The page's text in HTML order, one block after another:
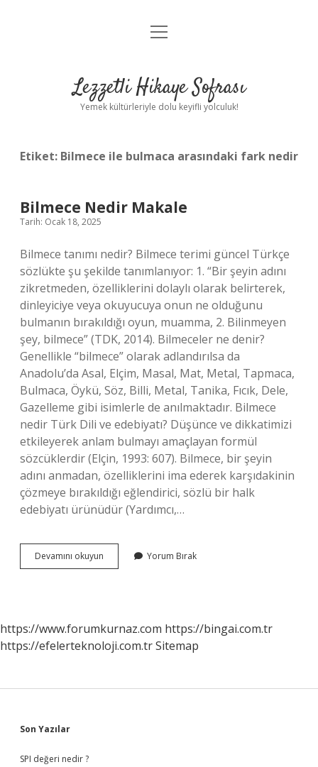
Anasayfa
Yasal Uyarı
menüyü
Lezzetli Hikaye Sofrası
Yemek kültürleriyle dolu keyifli yolculuk!
Etiket: Bilmece ile bulmaca arasındaki fark nedir
Bilmece Nedir Makale
Tarih: Ocak 18, 2025
Bilmece tanımı nedir? Bilmece terimi güncel Türkçe
sözlükte şu şekilde tanımlanıyor: 1. “Bir şeyin adını
zikretmeden, özelliklerini dolaylı olarak belirterek,
dinleyiciye veya okuyucuya onun ne olduğunu
bulmanın bırakıldığı oyun, muamma, 2. Bilinmeyen
şey, bilmece” (TDK, 2014). Bilmeceler ne denir?
Genellikle “bilmece” olarak adlandırılsa da
Anadolu’da Asal, Elçim, Masal, Mat, Metal, Tapmaca,
Bulmaca, Öykü, Söz, Billi, Metal, Tanika, Fıcık, Dele,
Gazelleme gibi isimlerle de anılmaktadır. Bilmece
nedir Türk Dili ve edebiyatı? Düşünce ve dikkatimizi
etkileyerek anlam bulmayı amaçlayan formül
sözcüklerdir (Elçin, 1993: 607). Bilmece, bir şeyin
adını anmadan, özelliklerini ima ederek karşıdakinin
çözmeye bırakıldığı eğlendirici, sözlü bir halk
edebiyatı ürünüdür (Yardımcı,…
Devamını okuyun Bilmece
Nedir
Yorum Bırak
https://www.forumkurnaz.com https://bingai.com.tr
https://efelerteknoloji.com.trSitemap
Sidebar
Son Yazılar
SPI değeri nedir ?